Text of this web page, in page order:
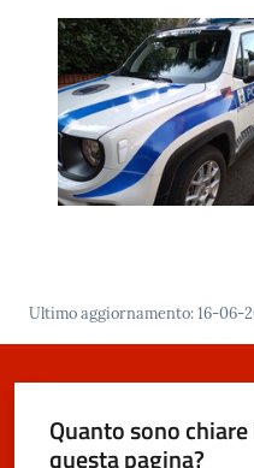
Segnalazioni
o
T
u
Ultimo aggiornamento:16-06-
Quanto sono
questa pagina?